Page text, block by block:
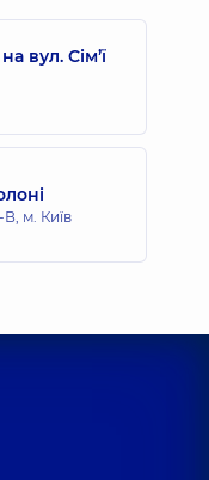
вул. Сім’ї
м. Київ